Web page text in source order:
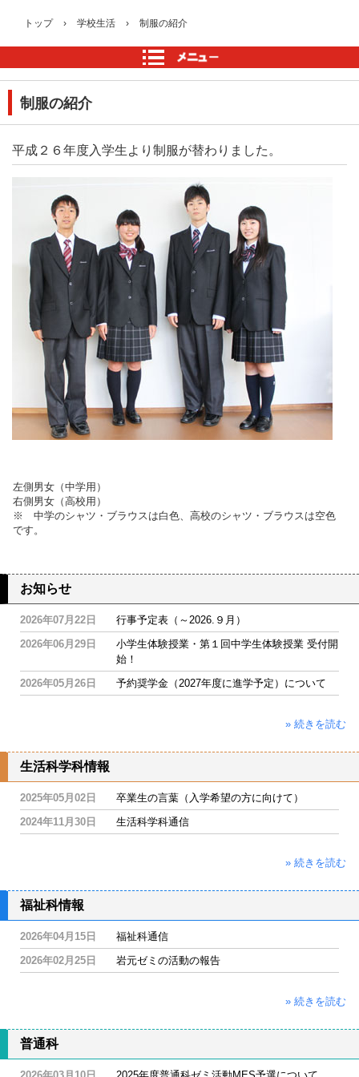
トップ › 学校生活 › 制服の紹介
制服の紹介
平成２６年度入学生より制服が替わりました。
左側男女（中学用）
右側男女（高校用）
※ 中学のシャツ・ブラウスは白色、高校のシャツ・ブラウスは空色
です。
お知らせ
2026年07月22日
行事予定表（～2026.９月）
2026年06月29日
小学生体験授業・第１回中学生体験授業 受付開
始！
2026年05月26日
予約奨学金（2027年度に進学予定）について
» 続きを読む
生活科学科情報
2025年05月02日
卒業生の言葉（入学希望の方に向けて）
2024年11月30日
生活科学科通信
» 続きを読む
福祉科情報
2026年04月15日
福祉科通信
2026年02月25日
岩元ゼミの活動の報告
» 続きを読む
普通科